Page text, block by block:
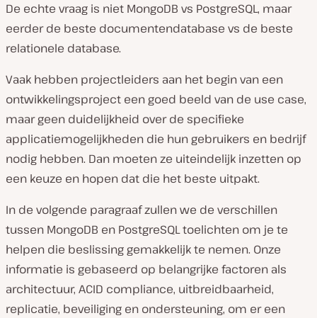
De echte vraag is niet MongoDB vs PostgreSQL, maar
eerder de beste documentendatabase vs de beste
relationele database.
Vaak hebben projectleiders aan het begin van een
ontwikkelingsproject een goed beeld van de use case,
maar geen duidelijkheid over de specifieke
applicatiemogelijkheden die hun gebruikers en bedrijf
nodig hebben. Dan moeten ze uiteindelijk inzetten op
een keuze en hopen dat die het beste uitpakt.
In de volgende paragraaf zullen we de verschillen
tussen MongoDB en PostgreSQL toelichten om je te
helpen die beslissing gemakkelijk te nemen. Onze
informatie is gebaseerd op belangrijke factoren als
architectuur, ACID compliance, uitbreidbaarheid,
replicatie, beveiliging en ondersteuning, om er een